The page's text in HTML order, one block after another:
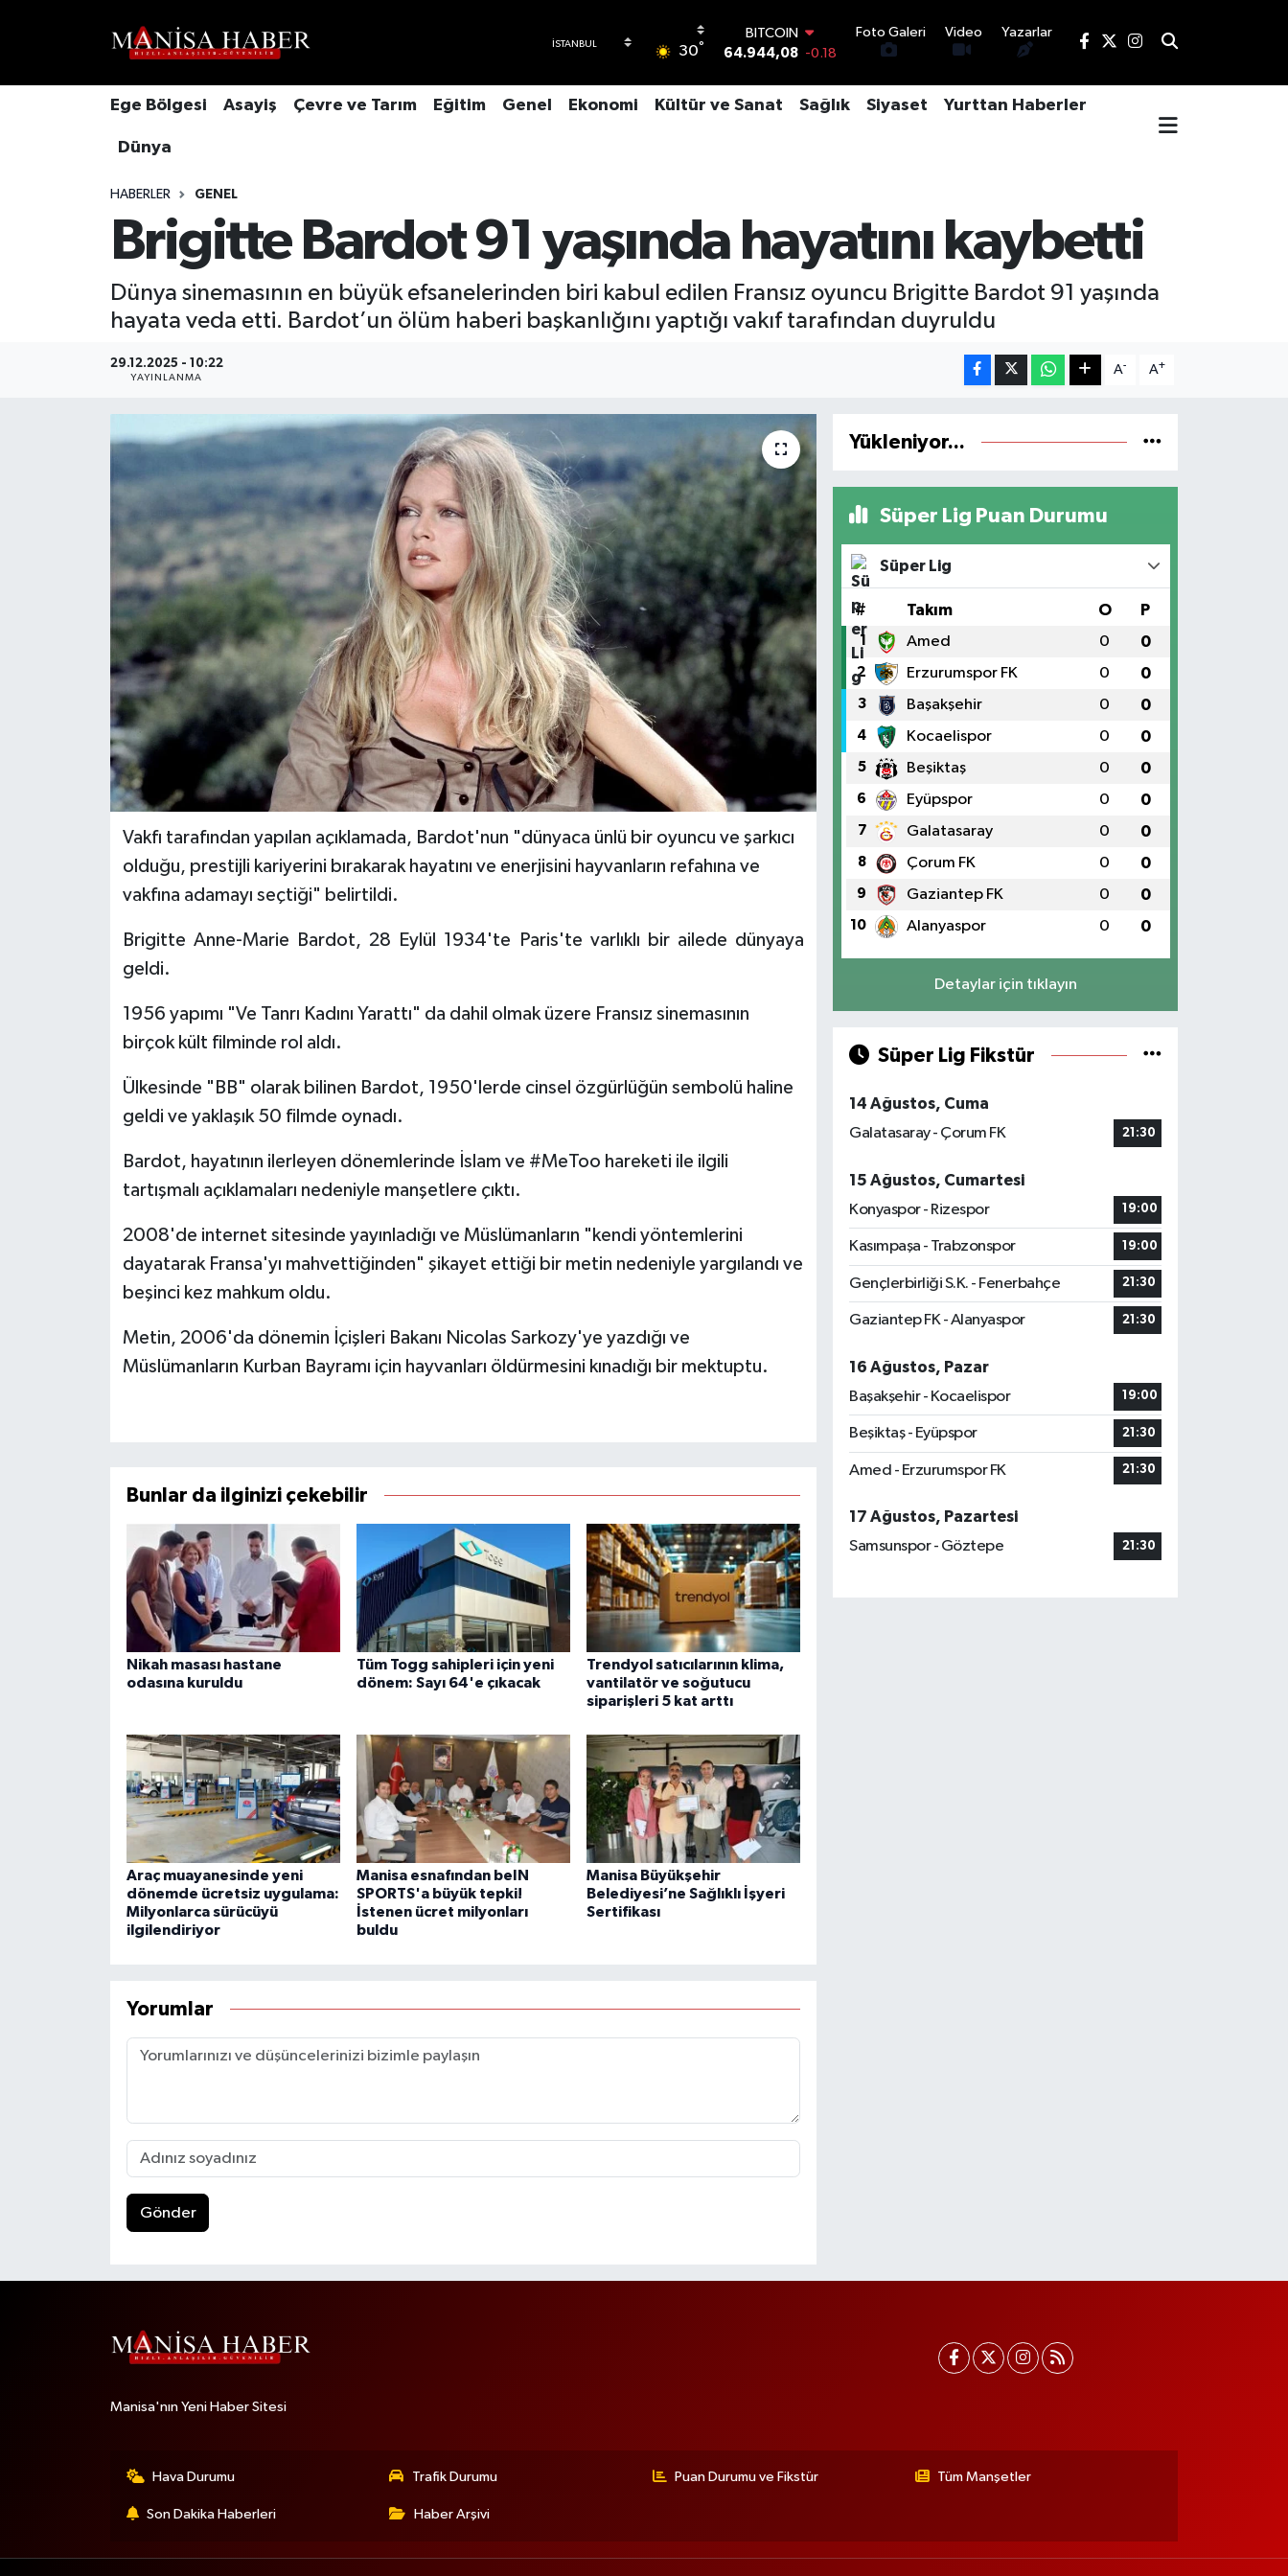
30°
BITCOIN
64.944,08 -0.18
EURO
BİST100
13.779
-14
Foto Galeri Video Yazarlar
Ege Bölgesi Asayiş Çevre ve Tarım Eğitim Genel Ekonomi Kültür ve Sanat Sağlık Siyaset Yurttan Haberler
Dünya
HABERLER GENEL
Brigitte Bardot 91 yaşında hayatını kaybetti
Dünya sinemasının en büyük efsanelerinden biri kabul edilen Fransız oyuncu Brigitte Bardot 91 yaşında
hayata veda etti. Bardot’un ölüm haberi başkanlığını yaptığı vakıf tarafından duyruldu
29.12.2025 - 10:22
YAYINLANMA
A- A+
Vakfı tarafından yapılan açıklamada, Bardot'nun "dünyaca ünlü bir oyuncu ve şarkıcı
olduğu, prestijli kariyerini bırakarak hayatını ve enerjisini hayvanların refahına ve
vakfına adamayı seçtiği" belirtildi.
Brigitte Anne-Marie Bardot, 28 Eylül 1934'te Paris'te varlıklı bir ailede dünyaya
geldi.
1956 yapımı "Ve Tanrı Kadını Yarattı" da dahil olmak üzere Fransız sinemasının
birçok kült filminde rol aldı.
Ülkesinde "BB" olarak bilinen Bardot, 1950'lerde cinsel özgürlüğün sembolü haline
geldi ve yaklaşık 50 filmde oynadı.
Bardot, hayatının ilerleyen dönemlerinde İslam ve #MeToo hareketi ile ilgili
tartışmalı açıklamaları nedeniyle manşetlere çıktı.
2008'de internet sitesinde yayınladığı ve Müslümanların "kendi yöntemlerini
dayatarak Fransa'yı mahvettiğinden" şikayet ettiği bir metin nedeniyle yargılandı ve
beşinci kez mahkum oldu.
Metin, 2006'da dönemin İçişleri Bakanı Nicolas Sarkozy'ye yazdığı ve
Müslümanların Kurban Bayramı için hayvanları öldürmesini kınadığı bir mektuptu.
Bunlar da ilginizi çekebilir
Nikah masası hastane
odasına kuruldu
Tüm Togg sahipleri için yeni
dönem: Sayı 64'e çıkacak
Trendyol satıcılarının klima,
vantilatör ve soğutucu
siparişleri 5 kat arttı
Araç muayanesinde yeni
dönemde ücretsiz uygulama:
Milyonlarca sürücüyü
ilgilendiriyor
Manisa esnafından beIN
SPORTS'a büyük tepki!
İstenen ücret milyonları
buldu
Manisa Büyükşehir
Belediyesi’ne Sağlıklı İşyeri
Sertifikası
Yorumlar
Gönder
Yükleniyor...
Süper Lig Puan Durumu
Süper Lig
# Takım O P
1 Amed 0 0
2 Erzurumspor FK 0 0
3 Başakşehir 0 0
4 Kocaelispor 0 0
5 Beşiktaş 0 0
6 Eyüpspor 0 0
7 Galatasaray 0 0
8 Çorum FK 0 0
9 Gaziantep FK 0 0
10 Alanyaspor 0 0
Detaylar için tıklayın
Süper Lig Fikstür
14 Ağustos, Cuma
Galatasaray - Çorum FK
21:30
15 Ağustos, Cumartesi
Konyaspor - Rizespor
19:00
Kasımpaşa - Trabzonspor 19:00
Gençlerbirliği S.K. - Fenerbahçe 21:30
Gaziantep FK - Alanyaspor 21:30
16 Ağustos, Pazar
Başakşehir - Kocaelispor
19:00
Beşiktaş - Eyüpspor 21:30
Amed - Erzurumspor FK 21:30
17 Ağustos, Pazartesi
Samsunspor - Göztepe
21:30
Manisa'nın Yeni Haber Sitesi
Hava Durumu Trafik Durumu Puan Durumu ve Fikstür Tüm Manşetler
Son Dakika Haberleri Haber Arşivi
Tüm Manşetler
Son Dakika Haberleri
Haber Arşivi